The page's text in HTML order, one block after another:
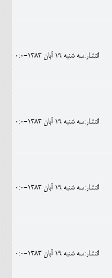
انتشار:سه شنبه 19 آبان 1383-0:0
انتشار:سه شنبه 19 آبان 1383-0:0
انتشار:سه شنبه 19 آبان 1383-0:0
انتشار:سه شنبه 19 آبان 1383-0:0